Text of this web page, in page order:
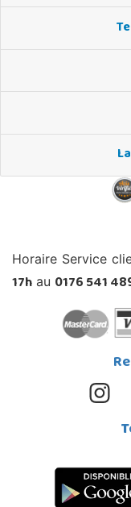
Horaire Service
17h au 0176 541